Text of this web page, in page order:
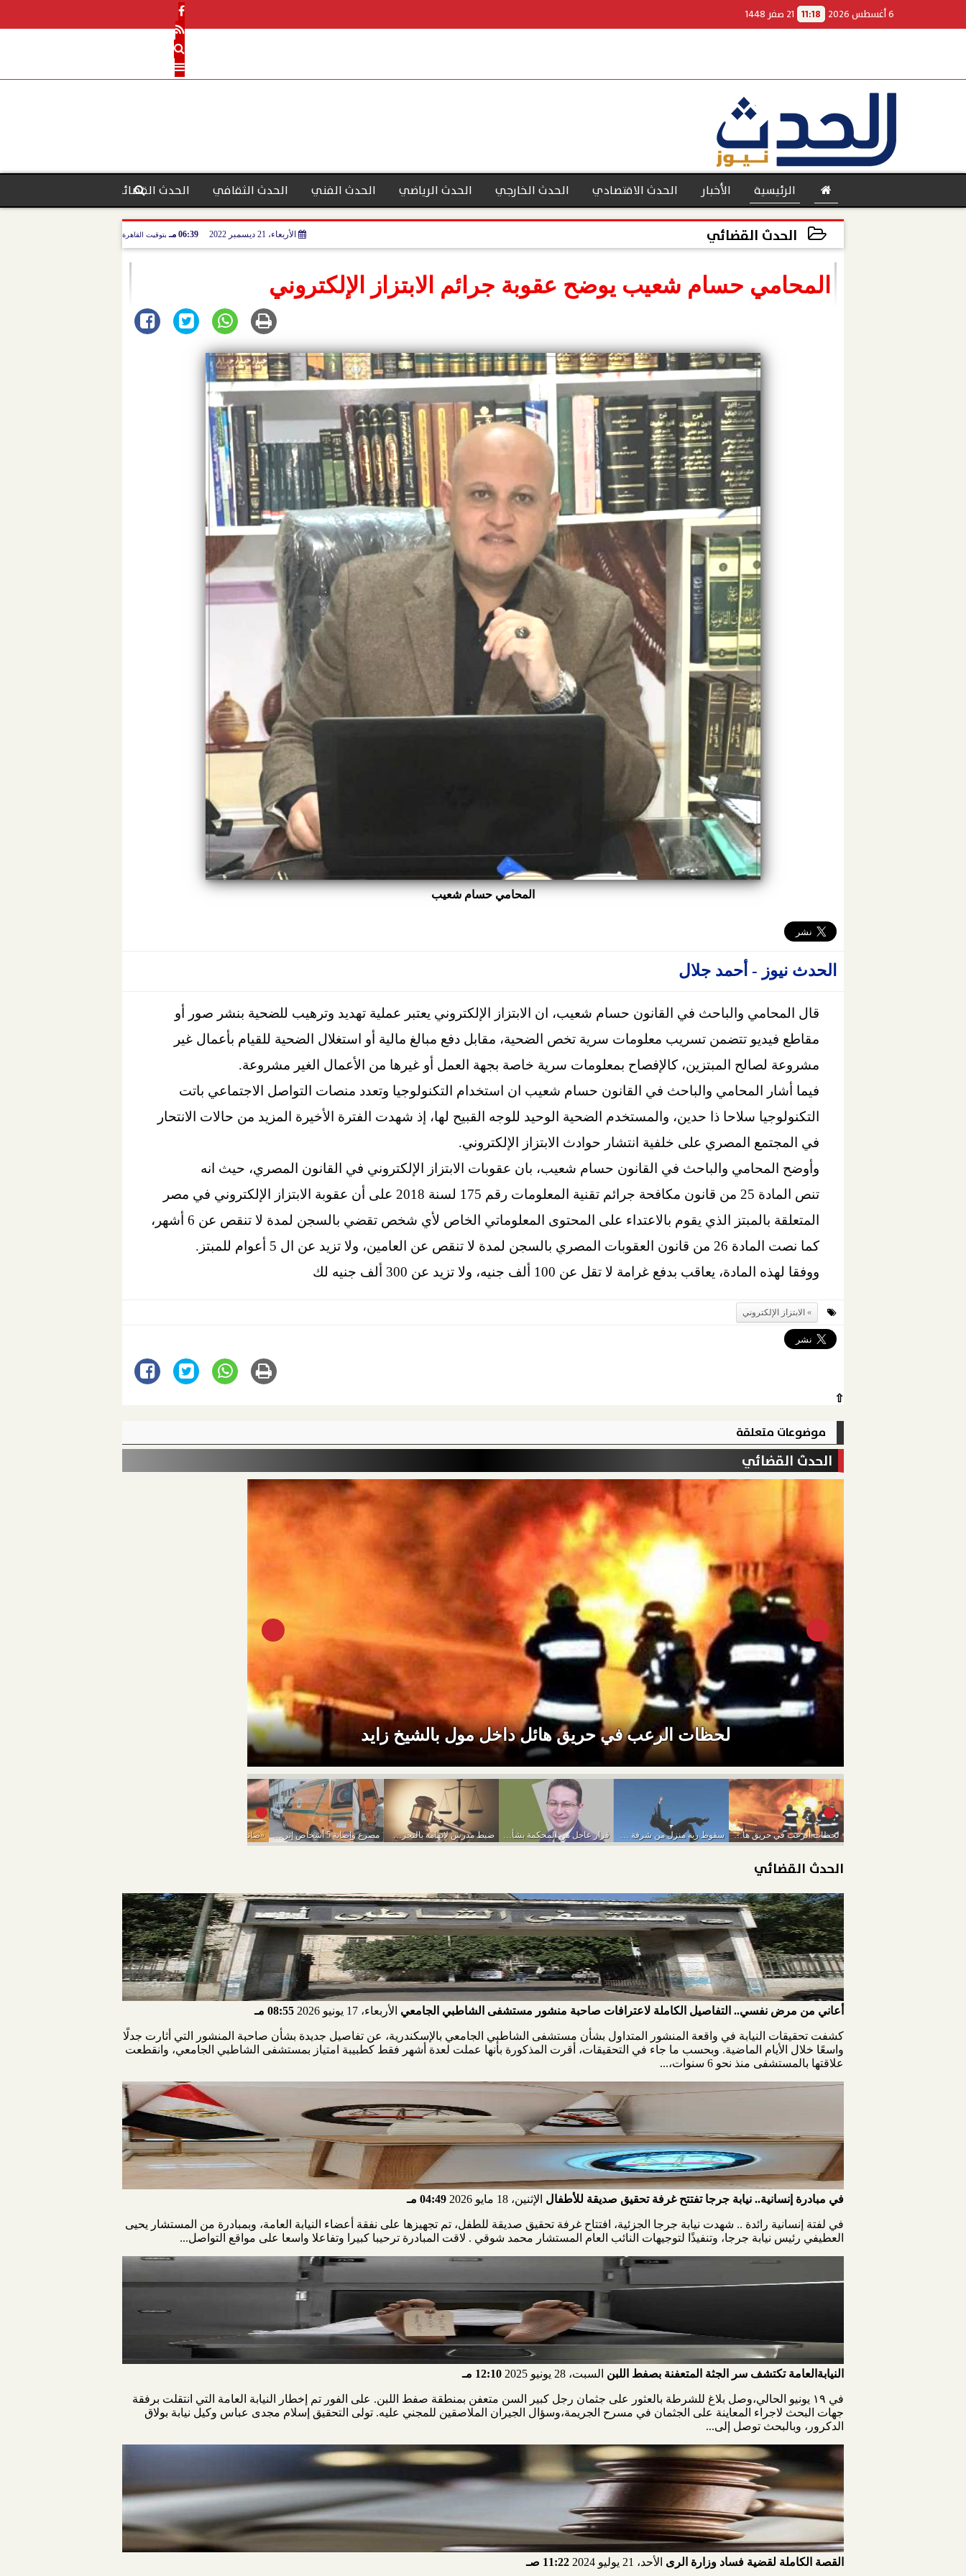
6 أغسطس 2026 11:18 21 صفر 1448
الرئيسية الأخبار الحدث الاقتصادي الحدث الخارجي الحدث الرياضي الحدث الفني الحدث الثقافي الحدث القضائي
الحدث القضائي الأربعاء، 21 ديسمبر 2022 06:39 مـ بتوقيت القاهرة
المحامي حسام شعيب يوضح عقوبة جرائم الابتزاز الإلكتروني
المحامي حسام شعيب
الحدث نيوز - أحمد جلال
قال المحامي والباحث في القانون حسام شعيب، ان الابتزاز الإلكتروني يعتبر عملية تهديد وترهيب للضحية بنشر صور أو
مقاطع فيديو تتضمن تسريب معلومات سرية تخص الضحية، مقابل دفع مبالغ مالية أو استغلال الضحية للقيام بأعمال غير
مشروعة لصالح المبتزين، كالإفصاح بمعلومات سرية خاصة بجهة العمل أو غيرها من الأعمال الغير مشروعة.
فيما أشار المحامي والباحث في القانون حسام شعيب ان استخدام التكنولوجيا وتعدد منصات التواصل الاجتماعي باتت
التكنولوجيا سلاحا ذا حدين، والمستخدم الضحية الوحيد للوجه القبيح لها، إذ شهدت الفترة الأخيرة المزيد من حالات الانتحار
في المجتمع المصري على خلفية انتشار حوادث الابتزاز الإلكتروني.
وأوضح المحامي والباحث في القانون حسام شعيب، بان عقوبات الابتزاز الإلكتروني في القانون المصري، حيث انه
تنص المادة 25 من قانون مكافحة جرائم تقنية المعلومات رقم 175 لسنة 2018 على أن عقوبة الابتزاز الإلكتروني في مصر
المتعلقة بالمبتز الذي يقوم بالاعتداء على المحتوى المعلوماتي الخاص لأي شخص تقضي بالسجن لمدة لا تنقص عن 6 أشهر،
كما نصت المادة 26 من قانون العقوبات المصري بالسجن لمدة لا تنقص عن العامين، ولا تزيد عن ال 5 أعوام للمبتز.
ووفقا لهذه المادة، يعاقب بدفع غرامة لا تقل عن 100 ألف جنيه، ولا تزيد عن 300 ألف جنيه لك
الابتزاز الإلكتروني
⇧
موضوعات متعلقة
الحدث القضائي
لحظات الرعب في حريق هائل داخل مول بالشيخ زايد
لحظات الرعب في حريق هائل داخل مول بالشيخ... ضبط مدرس لاتهامه بالتحرش بـ5 فتيات داخل المدرسة مصرع وإصابة 5 أشخاص إثر انقلاب سيارة بـ«البحيرة»
الحدث القضائي
أعاني من مرض نفسي.. التفاصيل الكاملة لاعترافات صاحبة منشور مستشفى الشاطبي الجامعي الأربعاء، 17 يونيو 2026 08:55 مـ
كشفت تحقيقات النيابة في واقعة المنشور المتداول بشأن مستشفى الشاطبي الجامعي بالإسكندرية، عن تفاصيل جديدة بشأن صاحبة المنشور التي أثارت جدلًا
واسعًا خلال الأيام الماضية. وبحسب ما جاء في التحقيقات، أقرت المذكورة بأنها عملت لعدة أشهر فقط كطبيبة امتياز بمستشفى الشاطبي الجامعي، وانقطعت
علاقتها بالمستشفى منذ نحو 6 سنوات،...
في مبادرة إنسانية.. نيابة جرجا تفتتح غرفة تحقيق صديقة للأطفال الإثنين، 18 مايو 2026 04:49 مـ
في لفتة إنسانية رائدة .. شهدت نيابة جرجا الجزئية، افتتاح غرفة تحقيق صديقة للطفل، تم تجهيزها على نفقة أعضاء النيابة العامة، وبمبادرة من المستشار يحيى
العطيفي رئيس نيابة جرجا، وتنفيذًا لتوجيهات النائب العام المستشار محمد شوقي . لاقت المبادرة ترحيبا كبيرا وتفاعلا واسعا على مواقع التواصل...
النيابةالعامة تكتشف سر الجثة المتعفنة بصفط اللبن السبت، 28 يونيو 2025 12:10 مـ
في ١٩ يونيو الحالي،وصل بلاغ للشرطة بالعثور على جثمان رجل كبير السن متعفن بمنطقة صفط اللبن. على الفور تم إخطار النيابة العامة التي انتقلت برفقة
جهات البحث لاجراء المعاينة على الجثمان في مسرح الجريمة،وسؤال الجيران الملاصقين للمجني عليه. تولى التحقيق إسلام مجدى عباس وكيل نيابة بولاق
الدكرور، وبالبحث توصل إلى...
القصة الكاملة لقضية فساد وزارة الرى الأحد، 21 يوليو 2024 11:22 صـ